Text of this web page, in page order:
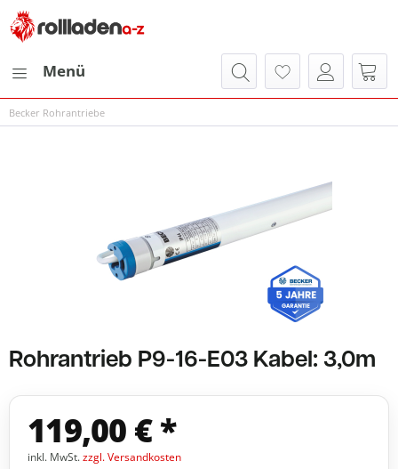
Menü
Becker Rohrantriebe
Rohrantrieb P9-16-E03 Kabel: 3,0m
119,00 € *
inkl. MwSt.zzgl. Versandkosten